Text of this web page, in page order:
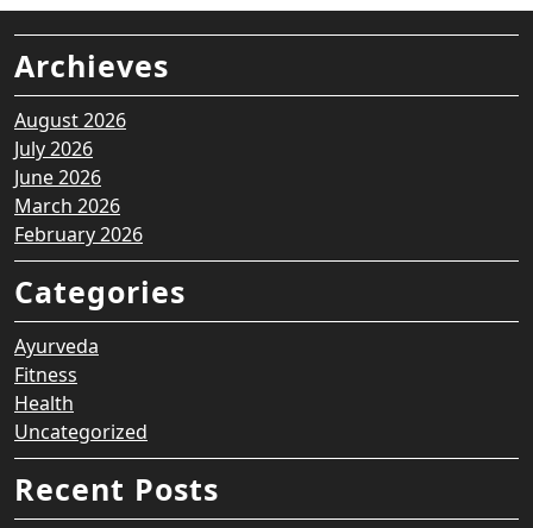
Archieves
August 2026
July 2026
June 2026
March 2026
February 2026
Categories
Ayurveda
Fitness
Health
Uncategorized
Recent Posts